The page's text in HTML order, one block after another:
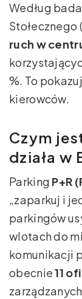
Według
Stołecznego
ruch w
%. To
kierowców.
Czym
działa w
Parking P+R
„zaparkuj i
parkingów
wlotach do
komunikacji
obecnie11